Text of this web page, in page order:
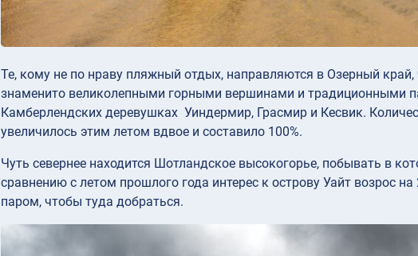
Те, кому не по нраву пляжный отдых, направляются в Озерный
знаменито великолепными горными вершинами и традиционными
Камберлендских деревушках Уиндермир, Грасмир и Кесвик.
увеличилось этим летом вдвое и составило 100%.
Чуть севернее находится Шотландское высокогорье, побывать в
сравнению с летом прошлого года интерес к острову Уайт возрос
паром, чтобы туда добраться.